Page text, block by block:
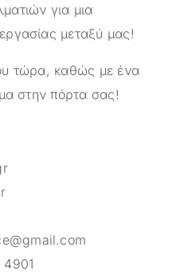
για μια
μεταξύ μας!
τώρα, καθώς με ένα
στην πόρτα σας!
4901